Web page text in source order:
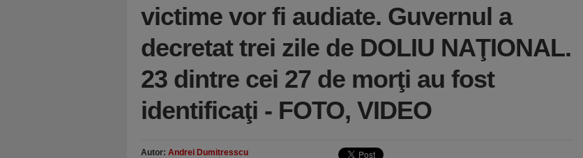
victime vor fi audiate. Guvernul a
decretat trei zile de DOLIU NAŢIONAL.
23 dintre cei 27 de morţi au fost
identificaţi - FOTO, VIDEO
Autor: Andrei Dumitresscu